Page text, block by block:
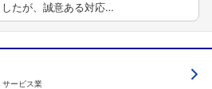
たが、誠意ある対応…
サービス業